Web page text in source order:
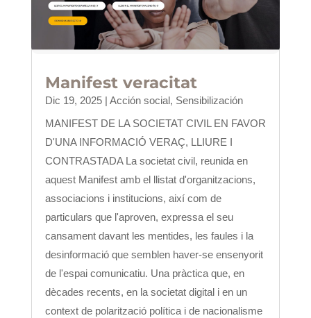
Manifest veracitat
Dic 19, 2025| Acción social, Sensibilización
MANIFEST DE LA SOCIETAT CIVIL EN FAVOR
D'UNA INFORMACIÓ VERAÇ, LLIURE I
CONTRASTADA La societat civil, reunida en
aquest Manifest amb el llistat d'organitzacions,
associacions i institucions, així com de
particulars que l'aproven, expressa el seu
cansament davant les mentides, les faules i la
desinformació que semblen haver-se ensenyorit
de l'espai comunicatiu. Una pràctica que, en
dècades recents, en la societat digital i en un
context de polarització política i de nacionalisme